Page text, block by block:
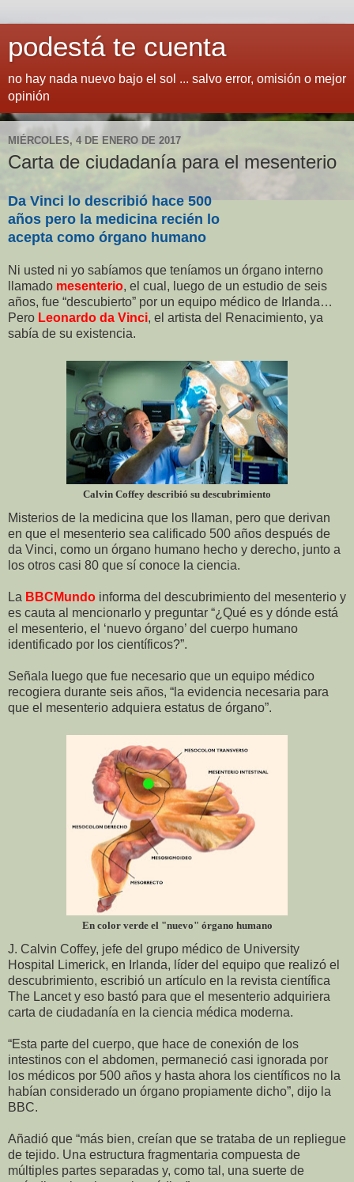
podestá te cuenta
no hay nada nuevo bajo el sol ... salvo error, omisión o mejor
opinión
MIÉRCOLES, 4 DE ENERO DE 2017
Carta de ciudadanía para el mesenterio
Da Vinci lo describió hace 500
años pero la medicina recién lo
acepta como órgano humano
Ni usted ni yo sabíamos que teníamos un órgano interno
llamado mesenterio, el cual, luego de un estudio de seis
años, fue “descubierto” por un equipo médico de Irlanda…
Pero Leonardo da Vinci, el artista del Renacimiento, ya
sabía de su existencia.
Calvin Coffey describió su descubrimiento
Misterios de la medicina que los llaman, pero que derivan
en que el mesenterio sea calificado 500 años después de
da Vinci, como un órgano humano hecho y derecho, junto a
los otros casi 80 que sí conoce la ciencia.
La BBCMundo informa del descubrimiento del mesenterio y
es cauta al mencionarlo y preguntar “¿Qué es y dónde está
el mesenterio, el ‘nuevo órgano’ del cuerpo humano
identificado por los científicos?”.
Señala luego que fue necesario que un equipo médico
recogiera durante seis años, “la evidencia necesaria para
que el mesenterio adquiera estatus de órgano”.
En color verde el "nuevo" órgano humano
J. Calvin Coffey, jefe del grupo médico de University
Hospital Limerick, en Irlanda, líder del equipo que realizó el
descubrimiento, escribió un artículo en la revista científica
The Lancet y eso bastó para que el mesenterio adquiriera
carta de ciudadanía en la ciencia médica moderna.
“Esta parte del cuerpo, que hace de conexión de los
intestinos con el abdomen, permaneció casi ignorada por
los médicos por 500 años y hasta ahora los científicos no la
habían considerado un órgano propiamente dicho”, dijo la
BBC.
Añadió que “más bien, creían que se trataba de un repliegue
de tejido. Una estructura fragmentaria compuesta de
múltiples partes separadas y, como tal, una suerte de